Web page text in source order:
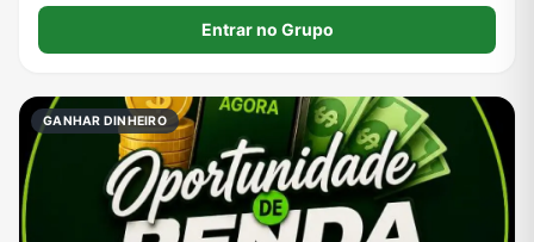
Entrar no Grupo
GANHAR DINHEIRO